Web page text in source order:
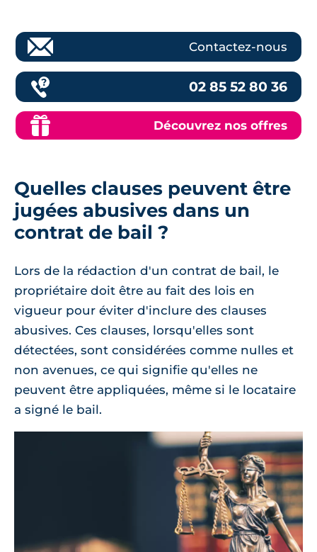
Contactez-nous
02 85 52 80 36
Découvrez nos offres
Quelles clauses peuvent être
jugées abusives dans un
contrat de bail ?
Lors de la rédaction d'un contrat de bail, le
propriétaire doit être au fait des lois en
vigueur pour éviter d'inclure des clauses
abusives. Ces clauses, lorsqu'elles sont
détectées, sont considérées comme nulles et
non avenues, ce qui signifie qu'elles ne
peuvent être appliquées, même si le locataire
a signé le bail.